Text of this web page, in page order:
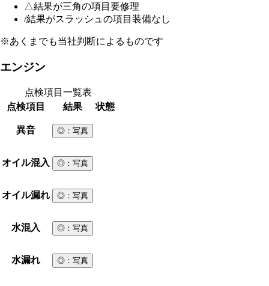
△結果が三角の項目 要修理
/結果がスラッシュの項目 装備なし
※あくまでも当社判断によるものです
エンジン
点検項目一覧表
点検項目
結果 状態
異音 ◎ ：写真
オイル混入 ◎ ：写真
オイル漏れ ◎ ：写真
水混入 ◎ ：写真
水漏れ ◎ ：写真